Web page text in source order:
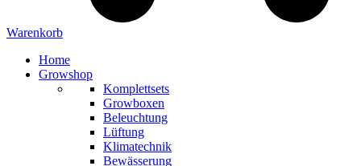
Warenkorb
Home
Growshop
Komplettsets
Growboxen
Beleuchtung
Lüftung
Klimatechnik
Bewässerung